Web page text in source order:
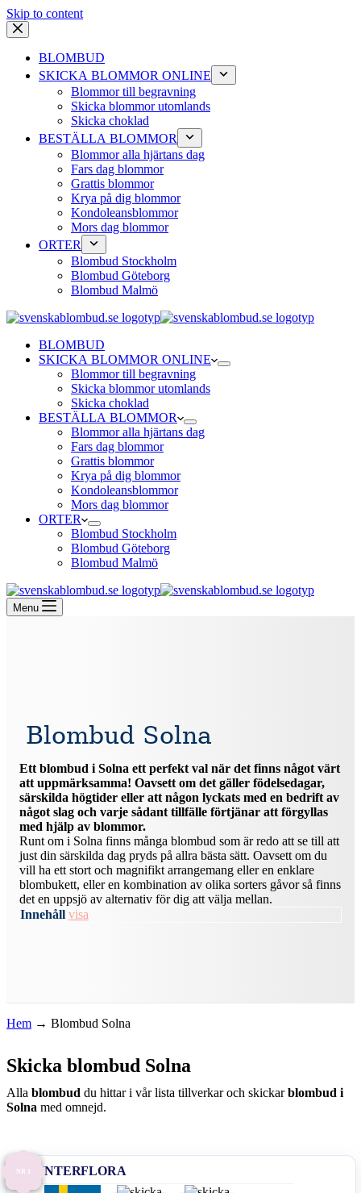
Skip to content
BLOMBUD
SKICKA BLOMMOR ONLINE
Blommor till begravning
Skicka blommor utomlands
Skicka choklad
BESTÄLLA BLOMMOR
Blommor alla hjärtans dag
Fars dag blommor
Grattis blommor
Krya på dig blommor
Kondoleansblommor
Mors dag blommor
ORTER
Blombud Stockholm
Blombud Göteborg
Blombud Malmö
BLOMBUD
SKICKA BLOMMOR ONLINE
Blommor till begravning
Skicka blommor utomlands
Skicka choklad
BESTÄLLA BLOMMOR
Blommor alla hjärtans dag
Fars dag blommor
Grattis blommor
Krya på dig blommor
Kondoleansblommor
Mors dag blommor
ORTER
Blombud Stockholm
Blombud Göteborg
Blombud Malmö
Menu
Blombud Solna
Ett blombud i Solna ett perfekt val när det finns något värt
att uppmärksamma! Oavsett om det gäller födelsedagar,
särskilda högtider eller att någon lyckats med en bedrift av
något slag och varje sådant tillfälle förtjänar att förgyllas
med hjälp av blommor.
Runt om i Solna finns många blombud som är redo att se till att
just din särskilda dag pryds på allra bästa sätt. Oavsett om du
vill ha ett stort och magnifikt arrangemang eller en enklare
blombukett, eller en kombination av olika sorters gåvor så finns
det en uppsjö av alternativ för dig att välja mellan.
Innehåll visa
Hem → Blombud Solna
Skicka blombud Solna
Alla blombud du hittar i vår lista tillverkar och skickarblombud i
Solna med omnejd.
NR 1 INTERFLORA